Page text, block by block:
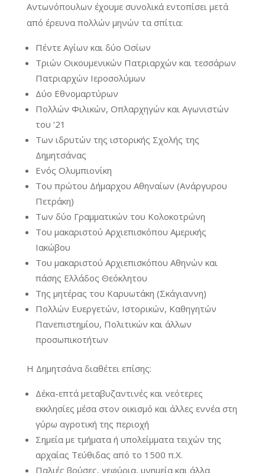
Αντωνόπουλων έχουμε συνολικά εντοπίσει μετά
από έρευνα πολλών μηνών τα σπίτια:
Πέντε Αγίων και δύο Οσίων
Τριών Οικουμενικών Πατριαρχών και τεσσάρων
Πατριαρχών Ιεροσολύμων
Δύο Εθνομαρτύρων
Πολλών Φιλικών, Οπλαρχηγών και Αγωνιστών
του ‘21
Των ιδρυτών της ιστορικής Σχολής της
Δημητσάνας
Ενός Ολυμπιονίκη
Του πρώτου Δήμαρχου Αθηναίων (Ανάργυρου
Πετράκη)
Των δύο Γραμματικών του Κολοκοτρώνη
Του μακαριστού Αρχιεπισκόπου Αμερικής
Ιακώβου
Του μακαριστού Αρχιεπισκόπου Αθηνών και
πάσης Ελλάδος Θεόκλητου
Της μητέρας του Καρυωτάκη (Σκάγιαννη)
Πολλών Ευεργετών, Ιστορικών, Καθηγητών
Πανεπιστημίου, Πολιτικών και άλλων
προσωπικοτήτων
Η Δημητσάνα διαθέτει επίσης:
Δέκα-επτά μεταβυζαντινές και νεότερες
εκκλησίες μέσα στον οικισμό και άλλες εννέα στη
γύρω αγροτική της περιοχή
Σημεία με τμήματα ή υπολείμματα τειχών της
αρχαίας Τεύθιδας από το 1500 π.Χ.
Παλιές βρύσες, γεφύρια, μνημεία και άλλα